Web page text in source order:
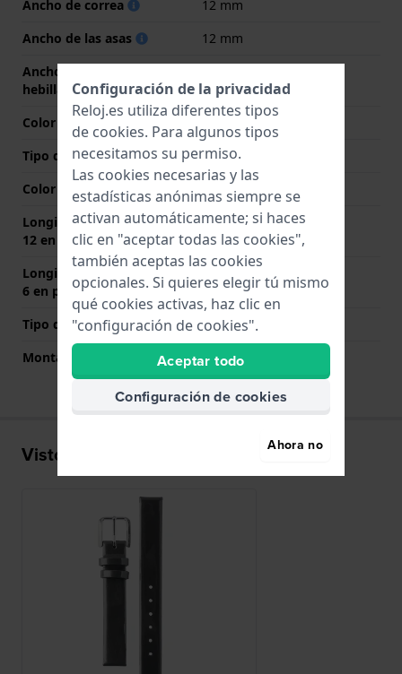
Ancho de correa
12 mm
Ancho de las asas
12 mm
Ancho de correa en la
hebilla
Color de correa
Tipo de cierre
Hebilla
Color del cierre
Plateado
Longitud de la correa a las
12 en punto (mm)
65 mm
Longitud de la correa a las
6 en punto (mm)
Tipo de montaje
Pasadores de resorte
Montaje Recto
Si
Visto recientemente
Configuración de la privacidad
Reloj.es utiliza diferentes tipos
de cookies. Para algunos tipos
necesitamos su permiso.
Las cookies necesarias y las
estadísticas anónimas siempre se
activan automáticamente; si haces
clic en "aceptar todas las cookies",
también aceptas las cookies
opcionales. Si quieres elegir tú mismo
qué cookies activas, haz clic en
"configuración de cookies".
Aceptar todo
Configuración de cookies
Ahora no